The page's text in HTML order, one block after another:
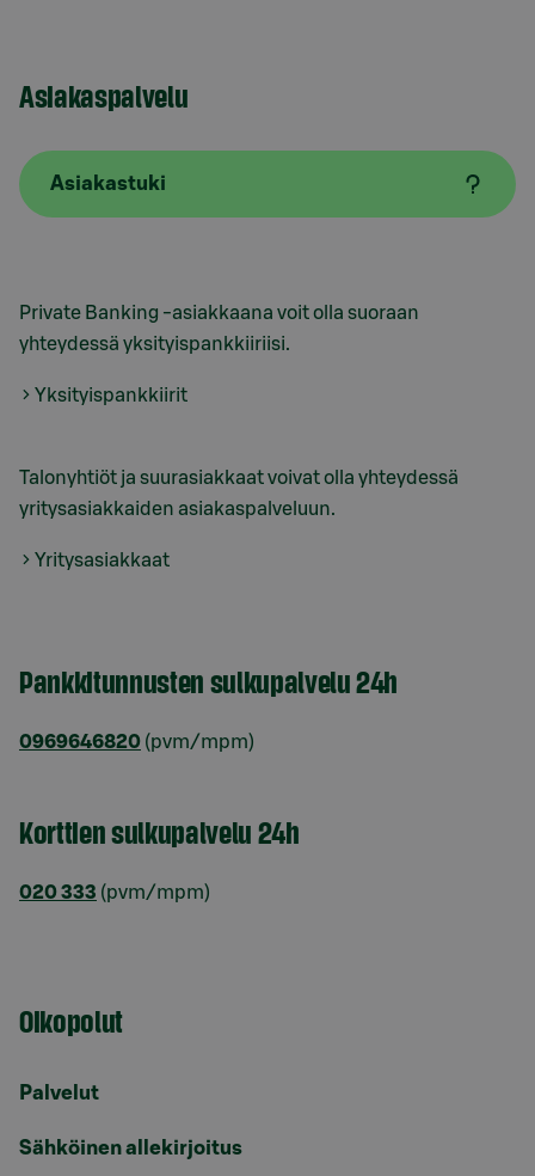
Asiakaspalvelu
Asiakastuki
Private Banking -asiakkaana voit olla suoraan
yhteydessä yksityispankkiiriisi.
Yksityispankkiirit
Talonyhtiöt ja suurasiakkaat voivat olla yhteydessä
yritysasiakkaiden asiakaspalveluun.
Yritysasiakkaat
Pankkitunnusten sulkupalvelu 24h
0969646820 (pvm/mpm)
Korttien sulkupalvelu 24h
020 333 (pvm/mpm)
Oikopolut
Palvelut
Sähköinen allekirjoitus